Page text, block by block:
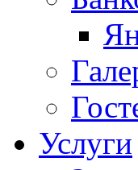
Услуги